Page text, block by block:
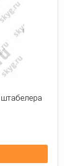
штабелера